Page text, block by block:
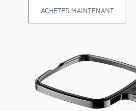
ACHETER MAINTENANT